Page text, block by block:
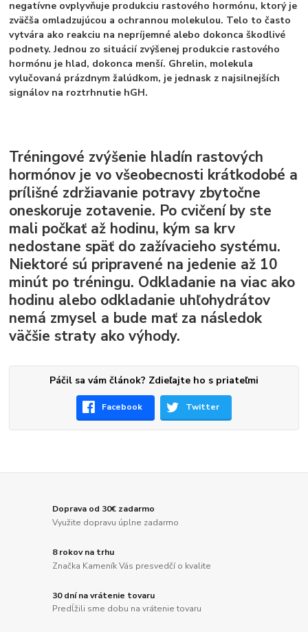
negatívne ovplyvňuje produkciu rastového hormónu, ktorý je
zväčša omladzujúcou a ochrannou molekulou. Telo to často
vytvára ako reakciu na nepríjemné alebo dokonca škodlivé
podnety. Jednou zo situácií zvýšenej produkcie rastového
hormónu je hlad, dokonca menší. Ghrelin, molekula
vylučovaná prázdnym žalúdkom, je jednask z najsilnejších
signálov na roztrhnutie hGH.
Tréningové zvýšenie hladín rastových
hormónov je vo všeobecnosti krátkodobé a
prílišné zdržiavanie potravy zbytočne
oneskoruje zotavenie. Po cvičení by ste
mali počkať až hodinu, kým sa krv
nedostane späť do zažívacieho systému.
Niektoré sú pripravené na jedenie až 10
minút po tréningu. Odkladanie na viac ako
hodinu alebo odkladanie uhľohydrátov
nemá zmysel a bude mať za následok
väčšie straty ako výhody.
Páčil sa vám článok? Zdieľajte ho s priateľmi
Facebook Twitter
Doprava od 30€ zadarmo
Využite dopravu úplne zadarmo
8 rokov na trhu
Značka Kameník Vás presvedčí o kvalite
30 dní na vrátenie tovaru
Predĺžili sme dobu na vrátenie tovaru